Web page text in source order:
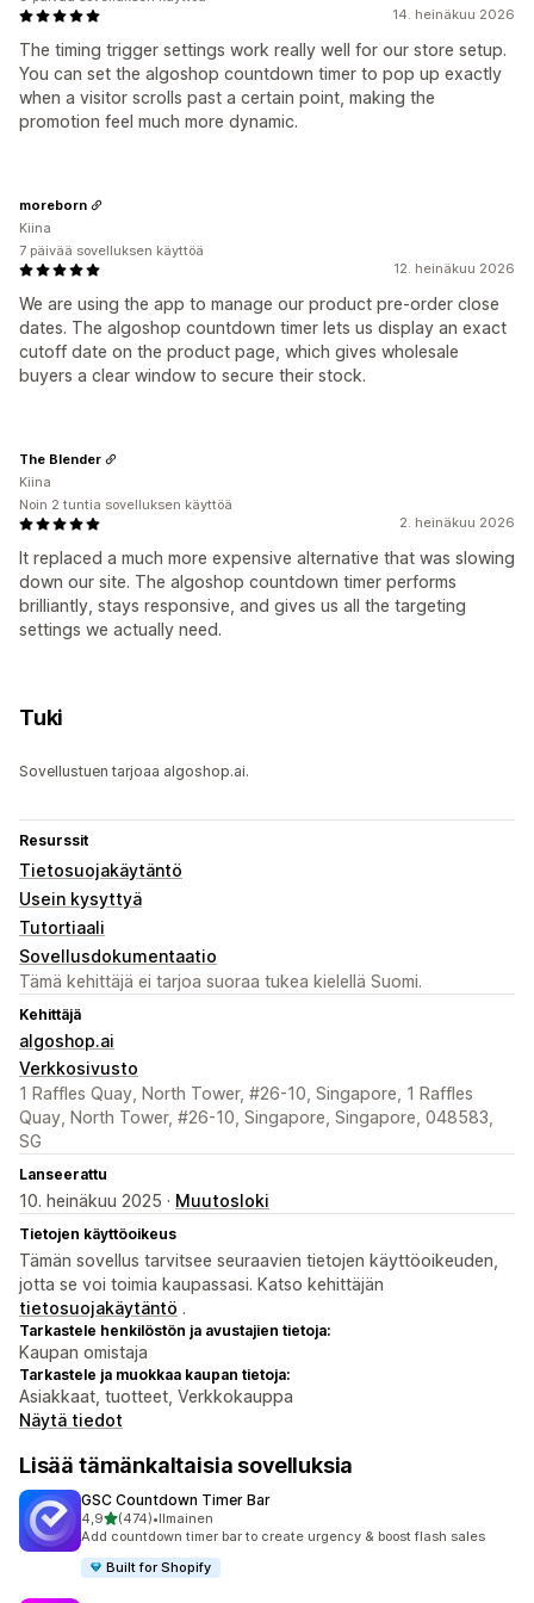
14. heinäkuu 2026
The timing trigger settings work really well for our store setup.
You can set the algoshop countdown timer to pop up exactly
when a visitor scrolls past a certain point, making the
promotion feel much more dynamic.
12. heinäkuu 2026
We are using the app to manage our product pre-order close
dates. The algoshop countdown timer lets us display an exact
cutoff date on the product page, which gives wholesale
buyers a clear window to secure their stock.
moreborn
Kiina
7 päivää sovelluksen käyttöä
2. heinäkuu 2026
It replaced a much more expensive alternative that was slowing
down our site. The algoshop countdown timer performs
brilliantly, stays responsive, and gives us all the targeting
settings we actually need.
The Blender
Kiina
Noin 2 tuntia sovelluksen käyttöä
Tuki
Sovellustuen tarjoaa algoshop.ai.
Resurssit
Tietosuojakäytäntö
Usein kysyttyä
Tutortiaali
Sovellusdokumentaatio
Tämä kehittäjä ei tarjoa suoraa tukea kielellä Suomi.
Kehittäjä
algoshop.ai
Verkkosivusto
1 Raffles Quay, North Tower, #26-10, Singapore, 1 Raffles
Quay, North Tower, #26-10, Singapore, Singapore, 048583,
SG
Lanseerattu
10. heinäkuu 2025 · Muutosloki
Tietojen käyttöoikeus
Tämän sovellus tarvitsee seuraavien tietojen käyttöoikeuden,
jotta se voi toimia kaupassasi. Katso kehittäjän
tietosuojakäytäntö .
Tarkastele henkilöstön ja avustajien tietoja:
Kaupan omistaja
Tarkastele ja muokkaa kaupan tietoja:
Asiakkaat, tuotteet, Verkkokauppa
Näytä tiedot
Lisää tämänkaltaisia sovelluksia
GSC Countdown Timer Bar
4,9/ 5 tähteä
(474)
474 arvostelua yhteensä
•Ilmainen
Add countdown timer bar to create urgency & boost flash sales
Built for Shopify